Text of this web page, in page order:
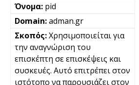
pid
adman.gr
Χρησιμοποιείται για
την αναγνώριση του
επισκέπτη σε επισκέψεις και
συσκευές. Αυτό επιτρέπει στον
ιστότοπο να παρουσιάζει στον